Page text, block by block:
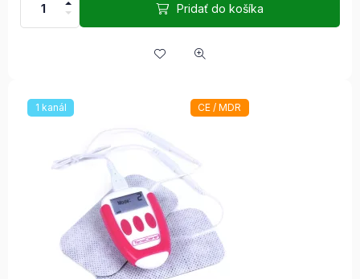
Pridať do košíka
1 kanál CE / MDR